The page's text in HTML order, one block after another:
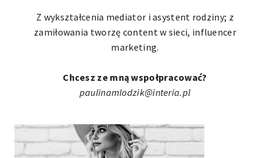
Z wykształcenia mediator i asystent rodziny; z
zamiłowania tworzę content w sieci, influencer
marketing.
Chcesz ze mną wspołpracować?
paulinamlodzik@interia.pl